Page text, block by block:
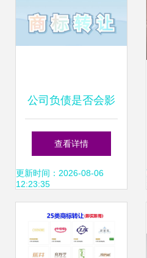
公司负债是否会影
响商标的转让
查看详情
更新时间：2026-08-06
12:23:35